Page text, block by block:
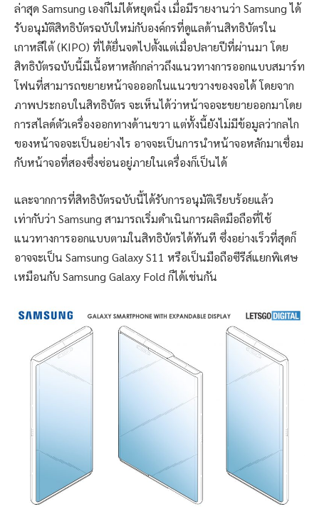
ล่าสุด Samsung เองก็ไม่ได้หยุดนิ่ง เมื่อมีรายงานว่า Samsung ได้
รับอนุมัติสิทธิบัตรฉบับใหม่กับองค์กรที่ดูแลด้านสิทธิบัตรใน
เกาหลีใต้ (KIPO) ที่ได้ยื่นจดไปตั้งแต่เมื่อปลายปีที่ผ่านมา โดย
สิทธิบัตรฉบับนี้มีเนื้อหาหลักกล่าวถึงแนวทางการออกแบบสมาร์ท
โฟนที่สามารถขยายหน้าจอออกในแนวขวางของจอได้ โดยจาก
ภาพประกอบในสิทธิบัตร จะเห็นได้ว่าหน้าจอจะขยายออกมาโดย
การสไลด์ตัวเครื่องออกทางด้านขวา แต่ทั้งนี้ยังไม่มีข้อมูลว่ากลไก
ของหน้าจอจะเป็นอย่างไร อาจจะเป็นการนำหน้าจอหลักมาเชื่อม
กับหน้าจอที่สองซึ่งซ่อนอยู่ภายในเครื่องก็เป็นได้
และจากการที่สิทธิบัตรฉบับนี้ได้รับการอนุมัติเรียบร้อยแล้ว
เท่ากับว่า Samsung สามารถเริ่มดำเนินการผลิตมือถือที่ใช้
แนวทางการออกแบบตามในสิทธิบัตรได้ทันที ซึ่งอย่างเร็วที่สุดก็
อาจจะเป็น Samsung Galaxy S11 หรือเป็นมือถือซีรีส์แยกพิเศษ
เหมือนกับ Samsung Galaxy Fold ก็ได้เช่นกัน